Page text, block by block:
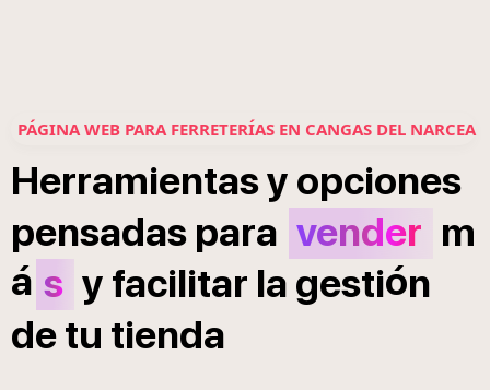
PÁGINA WEB PARA FERRETERÍAS EN CANGAS DEL NARCEA
Herramientasy opciones
pensadas para vender m
á s y facilitar la gestión
detu tienda